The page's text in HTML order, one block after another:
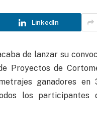
LinkedIn
de lanzar su
Proyectos de
ganadores en
los participantes